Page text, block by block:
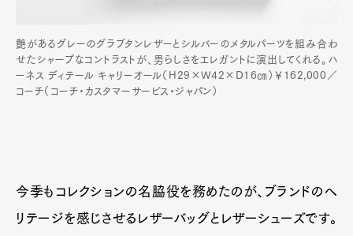
艶があるグレーのグラブタンレザーとシルバーのメタルパーツを組み合わ
せたシャープなコントラストが、男らしさをエレガントに演出してくれる。ハ
ーネス ディテール キャリーオール（H29×W42×D16㎝）￥162,000／
コーチ（コーチ・カスタマーサービス・ジャパン）
今季もコレクションの名脇役を務めたのが、ブランドのヘ
リテージを感じさせるレザーバッグとレザーシューズです。